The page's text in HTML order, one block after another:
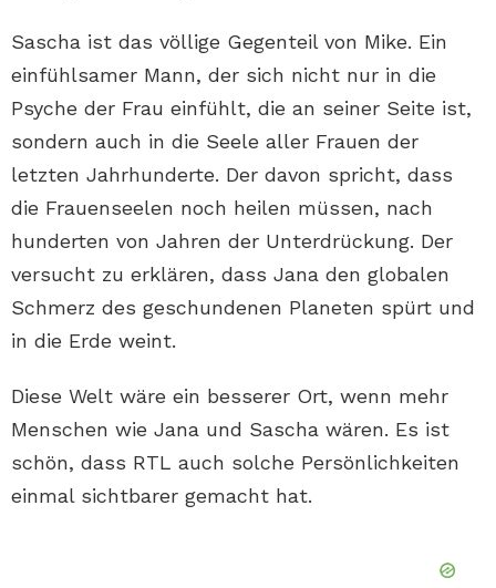
Sascha ist das völlige Gegenteil von Mike. Ein
einfühlsamer Mann, der sich nicht nur in die
Psyche der Frau einfühlt, die an seiner Seite ist,
sondern auch in die Seele aller Frauen der
letzten Jahrhunderte. Der davon spricht, dass
die Frauenseelen noch heilen müssen, nach
hunderten von Jahren der Unterdrückung. Der
versucht zu erklären, dass Jana den globalen
Schmerz des geschundenen Planeten spürt und
in die Erde weint.
Diese Welt wäre ein besserer Ort, wenn mehr
Menschen wie Jana und Sascha wären. Es ist
schön, dass RTL auch solche Persönlichkeiten
einmal sichtbarer gemacht hat.